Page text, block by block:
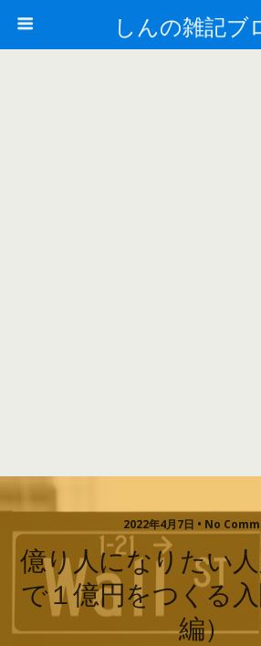
しんの雑記ブ
2022年4月7日 • No
億り人になりたい
で１億円をつくる
編）